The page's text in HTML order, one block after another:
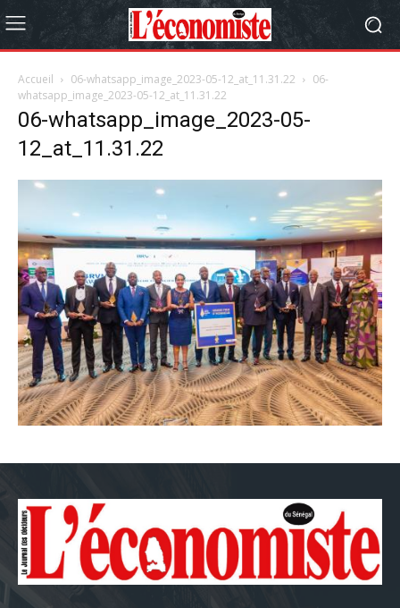
Accueil 06-whatsapp_image_2023-05-12_at_11.31.22
06-
whatsapp_image_2023-05-12_at_11.31.22
06-whatsapp_image_2023-05-
12_at_11.31.22